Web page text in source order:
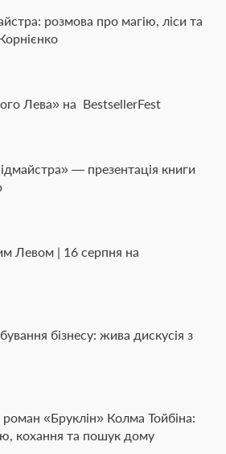
розмова про магію, ліси та
Лева» на BestsellerFest
— презентація книги
Левом | 16 серпня на
бізнесу: жива дискусія з
«Бруклін» Колма Тойбіна:
кохання та пошук дому